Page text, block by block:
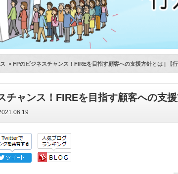
» FPのビジネスチャンス！FIREを目指す顧客への支援方針とは | 【
チャンス！FIREを目指す顧客への支